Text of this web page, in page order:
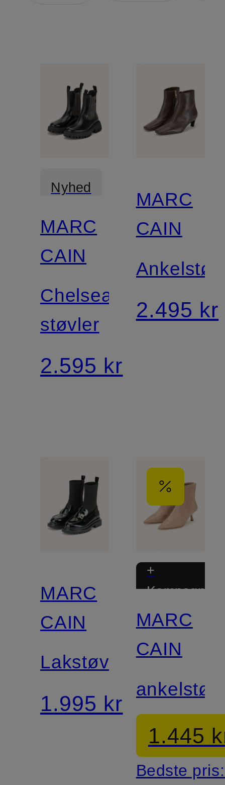
Nyhed
MARC
CAIN
Chelsea-
støvler
2.595 kr
MARC
CAIN
2.495 kr
MARC
CAIN
Lakstøvler
1.995 kr
+
MARC
CAIN
1.445
Bedste